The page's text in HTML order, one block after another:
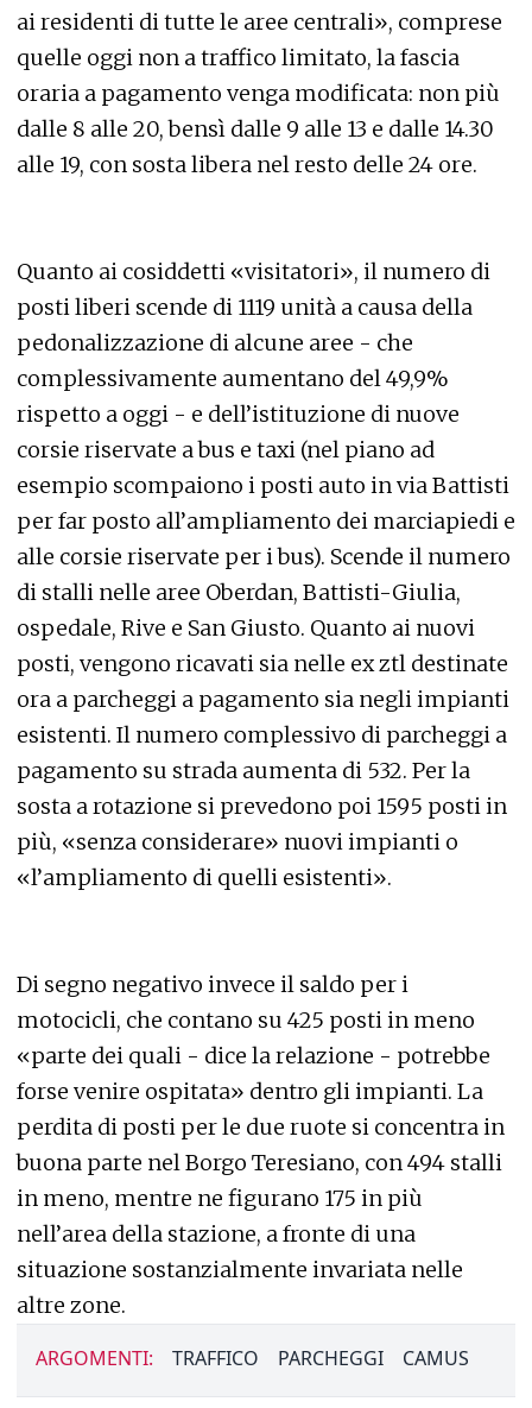
ai residenti di tutte le aree centrali», comprese
quelle oggi non a traffico limitato, la fascia
oraria a pagamento venga modificata: non più
dalle 8 alle 20, bensì dalle 9 alle 13 e dalle 14.30
alle 19, con sosta libera nel resto delle 24 ore.
Quanto ai cosiddetti «visitatori», il numero di
posti liberi scende di 1119 unità a causa della
pedonalizzazione di alcune aree - che
complessivamente aumentano del 49,9%
rispetto a oggi - e dell’istituzione di nuove
corsie riservate a bus e taxi (nel piano ad
esempio scompaiono i posti auto in via Battisti
per far posto all’ampliamento dei marciapiedi e
alle corsie riservate per i bus). Scende il numero
di stalli nelle aree Oberdan, Battisti-Giulia,
ospedale, Rive e San Giusto. Quanto ai nuovi
posti, vengono ricavati sia nelle ex ztl destinate
ora a parcheggi a pagamento sia negli impianti
esistenti. Il numero complessivo di parcheggi a
pagamento su strada aumenta di 532. Per la
sosta a rotazione si prevedono poi 1595 posti in
più, «senza considerare» nuovi impianti o
«l’ampliamento di quelli esistenti».
Di segno negativo invece il saldo per i
motocicli, che contano su 425 posti in meno
«parte dei quali - dice la relazione - potrebbe
forse venire ospitata» dentro gli impianti. La
perdita di posti per le due ruote si concentra in
buona parte nel Borgo Teresiano, con 494 stalli
in meno, mentre ne figurano 175 in più
nell’area della stazione, a fronte di una
situazione sostanzialmente invariata nelle
altre zone.
ARGOMENTI: TRAFFICO PARCHEGGI CAMUS